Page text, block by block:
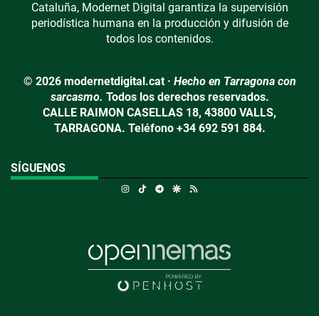
Cataluña, Modernet Digital garantiza la supervisión
periodística humana en la producción y difusión de
todos los contenidos.
© 2026 modernetdigital.cat · Hecho en Tarragona con
sarcasmo. Todos los derechos reservados.
CALLE RAIMON CASELLAS 18, 43800 VALLS,
TARRAGONA. Teléfono +34 692 591 884.
SÍGUENOS
Instagram
TikTokTelegramGoogle Discover